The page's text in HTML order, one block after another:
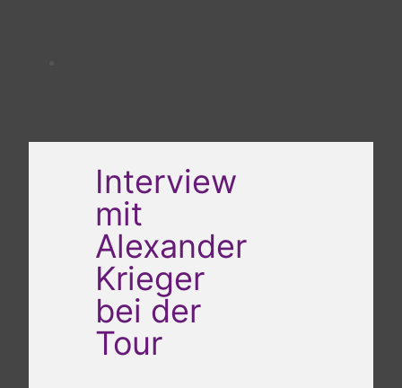
Interview
mit
Alexander
Krieger
bei der
Tour